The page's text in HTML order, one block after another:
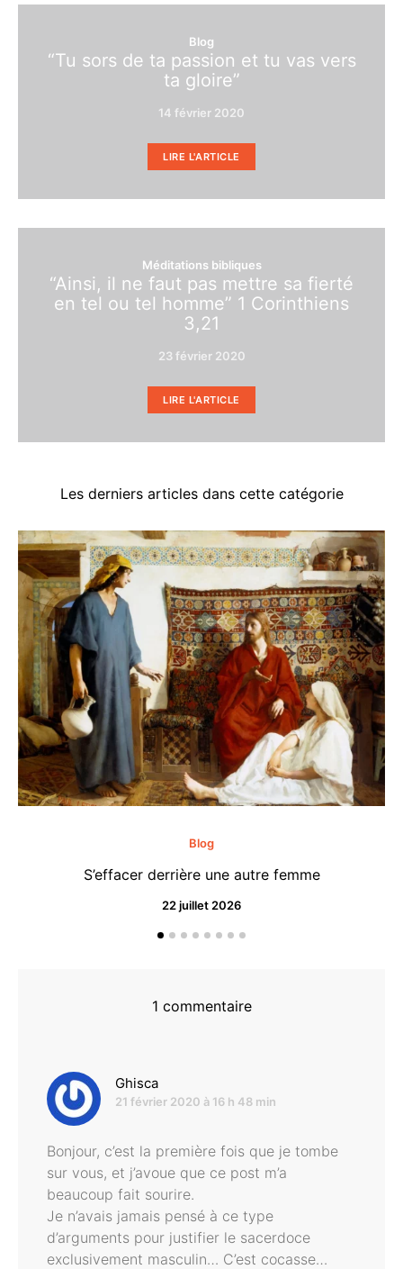
Blog
“Tu sors de ta passion et tu vas vers
ta gloire”
14 février 2020
LIRE L'ARTICLE
Méditations bibliques
“Ainsi, il ne faut pas mettre sa fierté
en tel ou tel homme” 1 Corinthiens
3,21
23 février 2020
LIRE L'ARTICLE
Les derniers articles dans cette catégorie
Blog
S’effacer derrière une autre femme
22 juillet 2026
1 commentaire
Ghisca
21 février 2020 à 16 h 48 min
Bonjour, c’est la première fois que je tombe
sur vous, et j’avoue que ce post m’a
beaucoup fait sourire.
Je n’avais jamais pensé à ce type
d’arguments pour justifier le sacerdoce
exclusivement masculin… C’est cocasse…